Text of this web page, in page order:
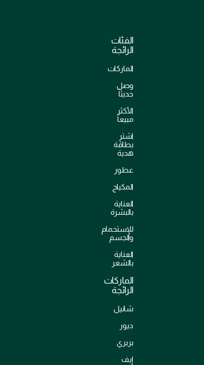
الفئات
الرائجة
الماركات
وصل
حديثاً
الأكثر
مبيعاً
اشترِ
بطاقة
هدية
عطور
المكياج
العناية
بالبشرة
للإستحمام
والجسم
العناية
بالشعر
الماركات
الرائجة
شانيل
ديور
بربري
إيف